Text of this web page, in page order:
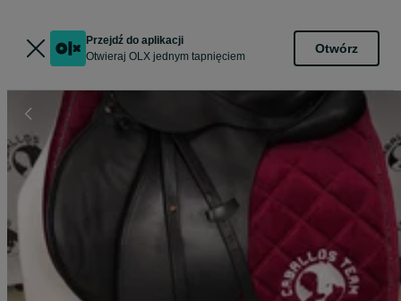
Przejdź do aplikacji
Otwieraj OLX jednym tapnięciem
Otwórz